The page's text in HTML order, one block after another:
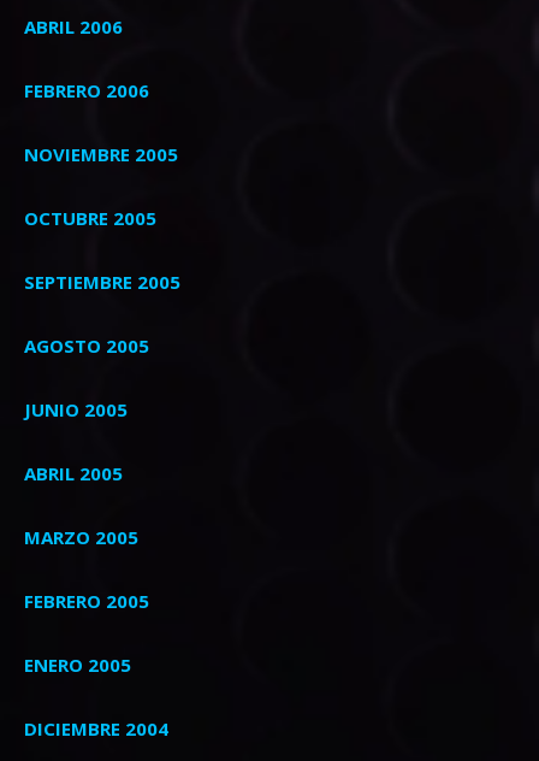
ABRIL 2006
FEBRERO 2006
NOVIEMBRE 2005
OCTUBRE 2005
SEPTIEMBRE 2005
AGOSTO 2005
JUNIO 2005
ABRIL 2005
MARZO 2005
FEBRERO 2005
ENERO 2005
DICIEMBRE 2004